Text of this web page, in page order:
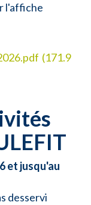
l'affiche
(171.9
et jusqu'au
desservi